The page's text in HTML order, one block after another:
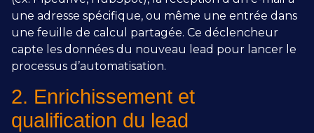
une adresse spécifique, ou même une entrée dans
une feuille de calcul partagée. Ce déclencheur
capte les données du nouveau lead pour lancer le
processus d’automatisation.
2. Enrichissement et
qualification du lead